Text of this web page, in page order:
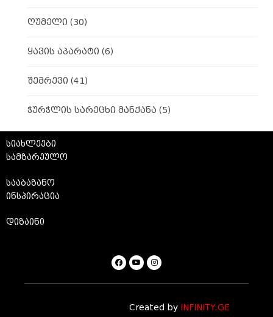
ღუმელი (30)
ყავის აპარატი (6)
შემრევი (41)
ჭურჭლის სარეცხი მანქანა (5)
სიახლეები
სამზარეულო
სააბაზანო
ინსპირაცია
დიზაინი
Created by INFINITY.GE